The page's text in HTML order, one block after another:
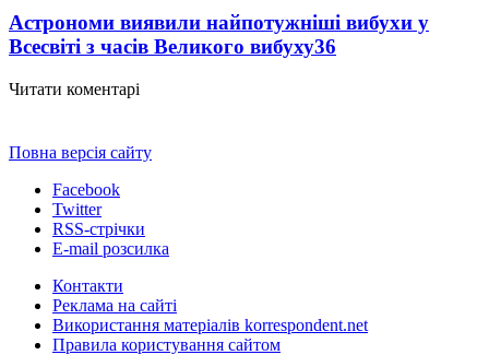
Астрономи виявили найпотужніші вибухи у
Всесвіті з часів Великого вибуху36
Читати коментарі
Повна версія сайту
Facebook
Twitter
RSS-стрічки
E-mail розсилка
Контакти
Реклама на сайті
Використання матеріалів korrespondent.net
Правила користування сайтом